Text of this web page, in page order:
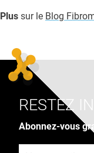
Plus sur le Blog
RESTEZ
Abonnez-vous